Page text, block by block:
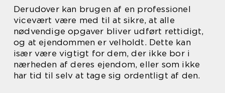
Derudover kan brugen af en professionel
vicevært være med til at sikre, at alle
nødvendige opgaver bliver udført rettidigt,
og at ejendommen er velholdt. Dette kan
især være vigtigt for dem, der ikke bor i
nærheden af deres ejendom, eller som ikke
har tid til selv at tage sig ordentligt af den.